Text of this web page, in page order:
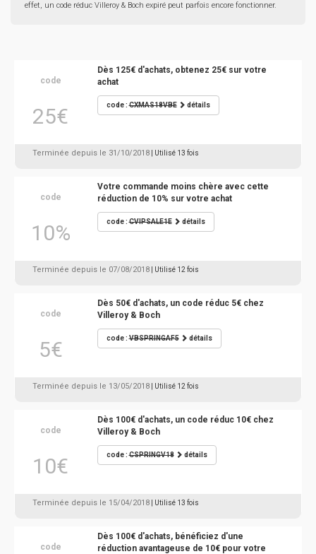
effet, un code réduc Villeroy & Boch expiré peut parfois encore fonctionner.
code
25€
Dès 125€ d'achats, obtenez 25€ sur votre
achat
code :CXMAS18VBE détails
Terminée depuis le 31/10/2018 | Utilisé 13 fois
code
10%
Votre commande moins chère avec cette
réduction de 10% sur votre achat
code :CVIPSALE1E détails
Terminée depuis le 07/08/2018 | Utilisé 12 fois
code
5€
Dès 50€ d'achats, un code réduc 5€ chez
Villeroy & Boch
code :VBSPRINGAF5 détails
Terminée depuis le 13/05/2018 | Utilisé 12 fois
code
10€
Dès 100€ d'achats, un code réduc 10€ chez
Villeroy & Boch
code :CSPRINGV18 détails
Terminée depuis le 15/04/2018 | Utilisé 13 fois
code
Dès 100€ d'achats, bénéficiez d'une
réduction avantageuse de 10€ pour votre